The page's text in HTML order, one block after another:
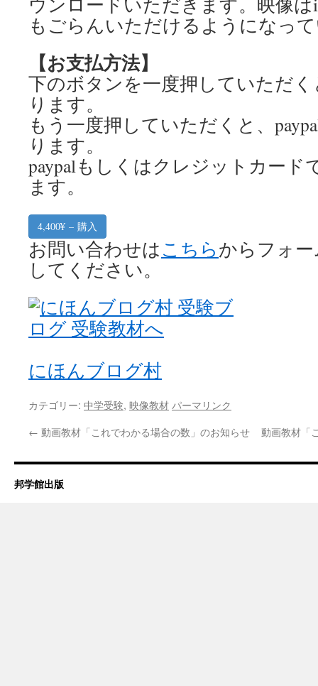
もごらんいただけるようになっ
【お支払方法】
下のボタンを一度押していただく
ります。
もう一度押していただくと、
ります。
paypalもしくはクレジットカード
ます。
4,400¥ – 購入
お問い合わせはこちらからフォ
してください。
にほんブログ村
カテゴリー: 中学受験, 映像教材パーマリンク
← 動画教材「これでわかる場合の数」のお知らせ 動画教材「
邦学館出版